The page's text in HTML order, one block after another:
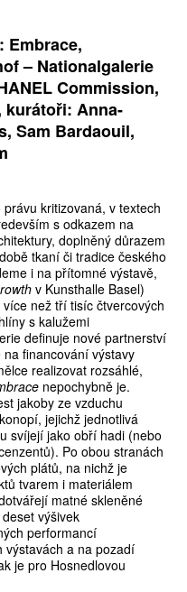
Embrace,
– Nationalgalerie
Commission,
kurátoři: Anna-
Sam Bardaouil,
kritizovaná, v textech
s odkazem na
doplněný důrazem
tkaní či tradice českého
i na přítomné výstavě,
v Kunsthalle Basel)
než tří tisíc čtvercových
s kalužemi
definuje nové partnerství
financování výstavy
realizovat rozsáhlé,
nepochybně je.
jakoby ze vzduchu
jejichž jednotlivá
svíjejí jako obří hadi (nebo
Po obou stranách
plátů, na nichž je
tvarem i materiálem
matné skleněné
výšivek
performancí
výstavách a na pozadí
je pro Hosnedlovou